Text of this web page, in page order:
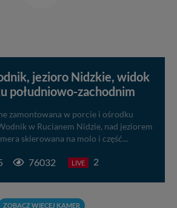
jezioro Nidzkie, widok
południowo-zachodnim
zamontowana w porcie i ośrodku
w Rucianem Nidzie, nad jeziorem
skierowana na molo i część...
76032 LIVE 2
ZOBACZ WIĘCEJ KAMER